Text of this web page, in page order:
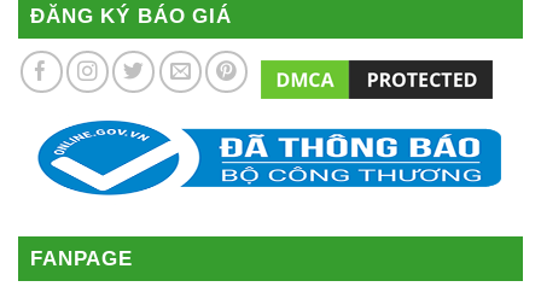
ĐĂNG KÝ BÁO GIÁ
FANPAGE